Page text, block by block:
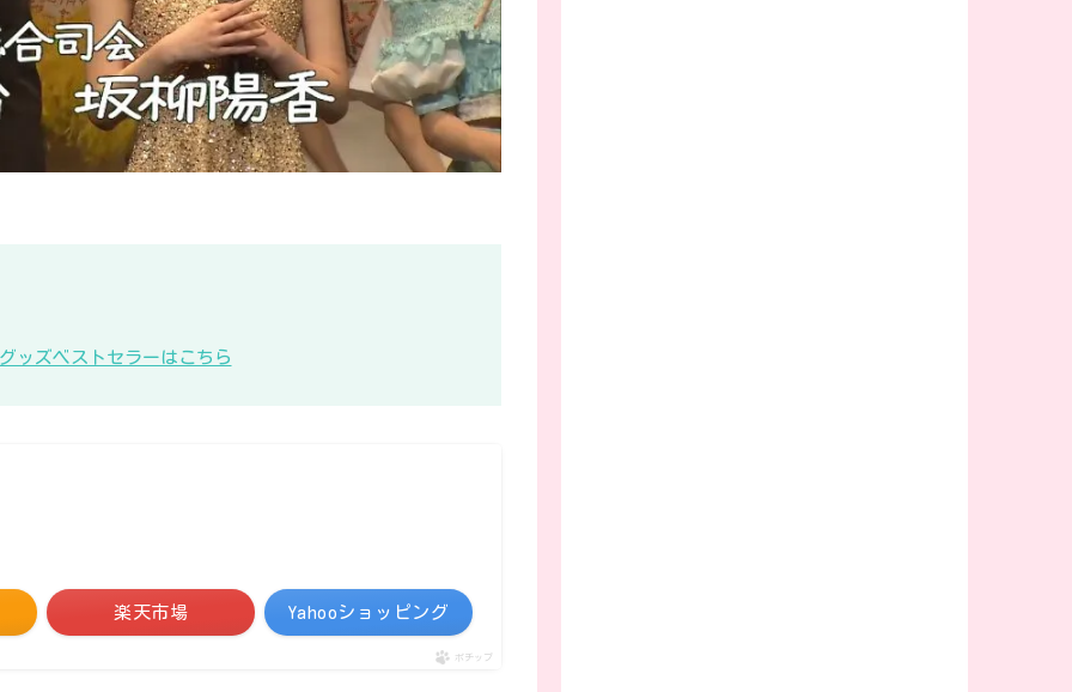
グッズベストセラーはこちら
楽天市場 Yahooショッピング
ポチップ